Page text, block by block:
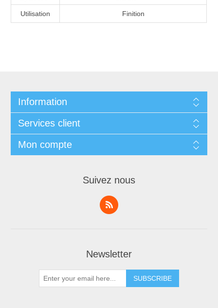
Utilisation Finition
Information
Services client
Mon compte
Suivez nous
Newsletter